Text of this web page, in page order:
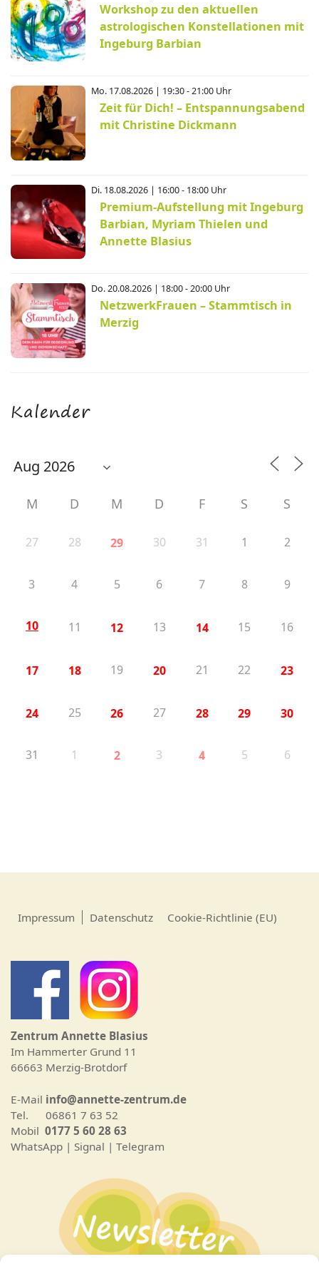
Workshop zu den aktuellen
astrologischen Konstellationen mit
Ingeburg Barbian
Mo. 17.08.2026 | 19:30 - 21:00 Uhr
Zeit für Dich! – Entspannungsabend
mit Christine Dickmann
Di. 18.08.2026 | 16:00 - 18:00 Uhr
Premium-Aufstellung mit Ingeburg
Barbian, Myriam Thielen und
Annette Blasius
Do. 20.08.2026 | 18:00 - 20:00 Uhr
NetzwerkFrauen – Stammtisch in
Merzig
Kalender
M D M D F S S
27 28 29 30 31 1 2
3 4 5 6 7 8 9
10 11 12 13 14 15 16
17 18 19 20 21 22 23
24 25 26 27 28 29 30
31 1 2 3 4 5 6
Impressum Datenschutz Cookie-Richtlinie (EU)
Zentrum Annette Blasius
Im Hammerter Grund 11
66663 Merzig-Brotdorf
E-Mail info@annette-zentrum.de
Tel. 06861 7 63 52
Mobil 0177 5 60 28 63
WhatsApp | Signal | Telegram